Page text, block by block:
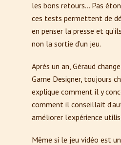
les bons retours… Pas
ces tests permettent de
en penser la presse et
non la sortie d’un jeu.
Après un an, Géraud
Game Designer, toujours
explique comment il y
comment il conseillait
améliorer l’expérience
Même si le jeu vidéo est